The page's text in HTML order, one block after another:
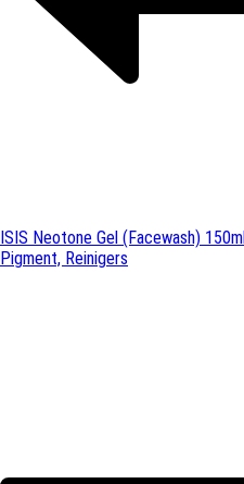
ISIS Neotone Gel (Facewash) 150ml
Pigment, Reinigers